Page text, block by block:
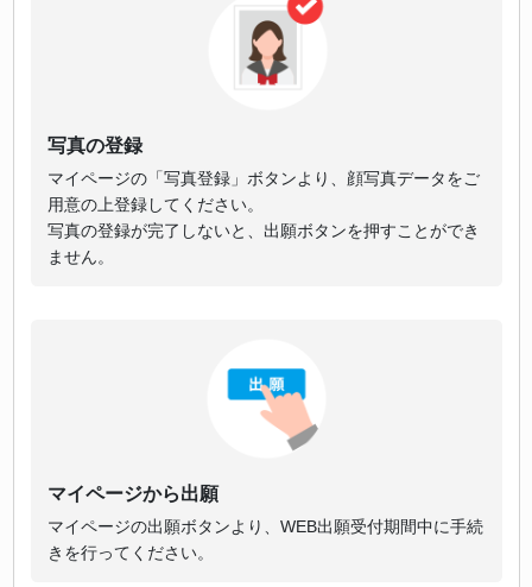
写真の登録
マイページの「写真登録」ボタンより、顔写真データをご
用意の上登録してください。
写真の登録が完了しないと、出願ボタンを押すことができ
ません。
マイページから出願
マイページの出願ボタンより、WEB出願受付期間中に手続
きを行ってください。